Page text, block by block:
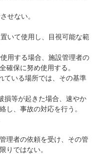
せない。
いて使用し、目視可能な範
用する場合、施設管理者の
確保に努め使用する。
ている場所では、その基準
損等が起きた場合、速やか
し、事故の対応を行う。
理者の依頼を受け、その管
りではない。